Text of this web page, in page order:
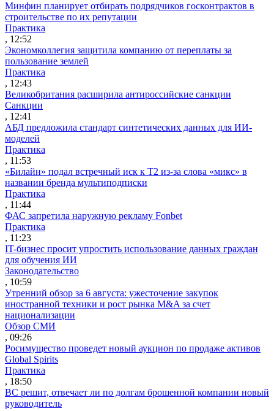
Минфин планирует отбирать подрядчиков госконтрактов в
строительстве по их репутации
Практика
, 12:52
Экономколлегия защитила компанию от переплаты за
пользование землей
Практика
, 12:43
Великобритания расширила антироссийские санкции
Санкции
, 12:41
АБД предложила стандарт синтетических данных для ИИ-
моделей
Практика
, 11:53
«Билайн» подал встречный иск к Т2 из-за слова «микс» в
названии бренда мультиподписки
Практика
, 11:44
ФАС запретила наружную рекламу Fonbet
Практика
, 11:23
IT-бизнес просит упростить использование данных граждан
для обучения ИИ
Законодательство
, 10:59
Утренний обзор за 6 августа: ужесточение закупок
иностранной техники и рост рынка M&A за счет
национализации
Обзор СМИ
, 09:26
Росимущество проведет новый аукцион по продаже активов
Global Spirits
Практика
, 18:50
ВС решит, отвечает ли по долгам брошенной компании новый
руководитель